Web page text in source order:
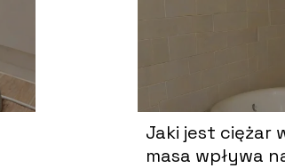
Jaki jest ciężar
masa wpływa